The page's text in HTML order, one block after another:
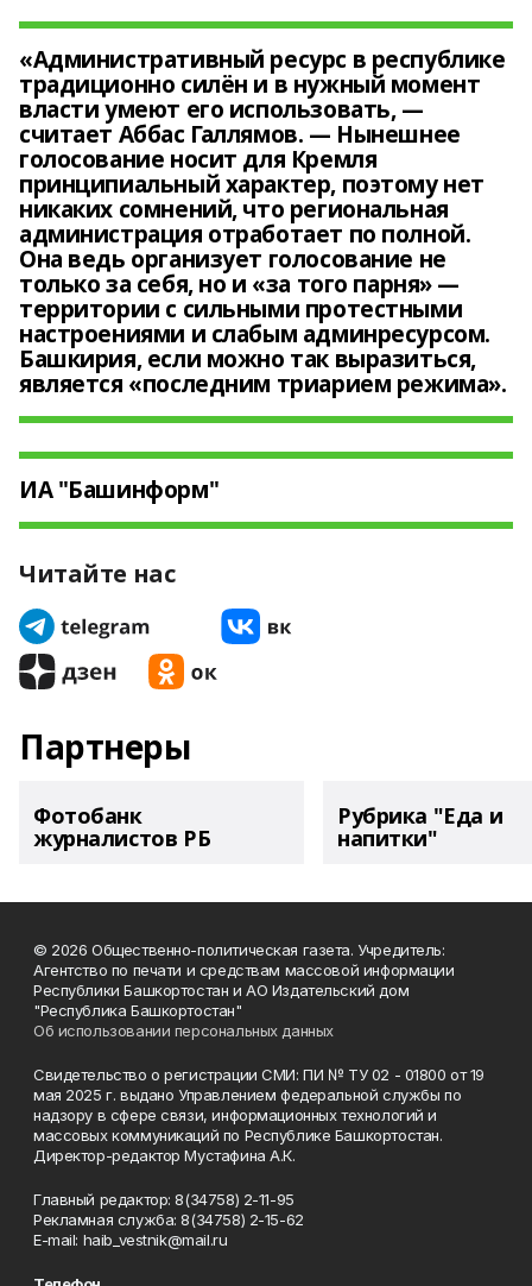
«Административный ресурс в республике
традиционно силён и в нужный момент
власти умеют его использовать, —
считает Аббас Галлямов. — Нынешнее
голосование носит для Кремля
принципиальный характер, поэтому нет
никаких сомнений, что региональная
администрация отработает по полной.
Она ведь организует голосование не
только за себя, но и «за того парня» —
территории с сильными протестными
настроениями и слабым админресурсом.
Башкирия, если можно так выразиться,
является «последним триарием режима».
ИА "Башинформ"
Читайте нас
Партнеры
Фотобанк
журналистов РБ
Рубрика "Еда и
напитки"
© 2026 Общественно-политическая газета. Учредитель:
Агентство по печати и средствам массовой информации
Республики Башкортостан и АО Издательский дом
"Республика Башкортостан"
Об использовании персональных данных
Свидетельство о регистрации СМИ: ПИ № ТУ 02 - 01800 от 19
мая 2025 г. выдано Управлением федеральной службы по
надзору в сфере связи, информационных технологий и
массовых коммуникаций по Республике Башкортостан.
Директор-редактор Мустафина А.К.
Главный редактор: 8(34758) 2-11-95
Рекламная служба: 8(34758) 2-15-62
Е-mаil: haib_vestnik@mail.ru